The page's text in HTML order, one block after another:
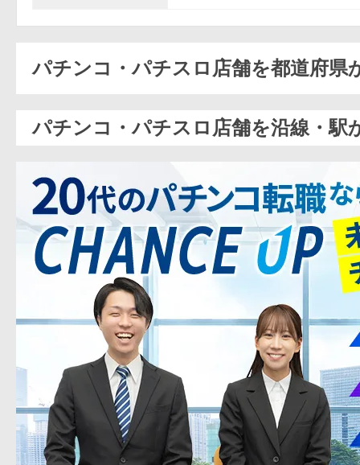
パチンコ・パチスロ店舗を都道府県
パチンコ・パチスロ店舗を沿線・駅